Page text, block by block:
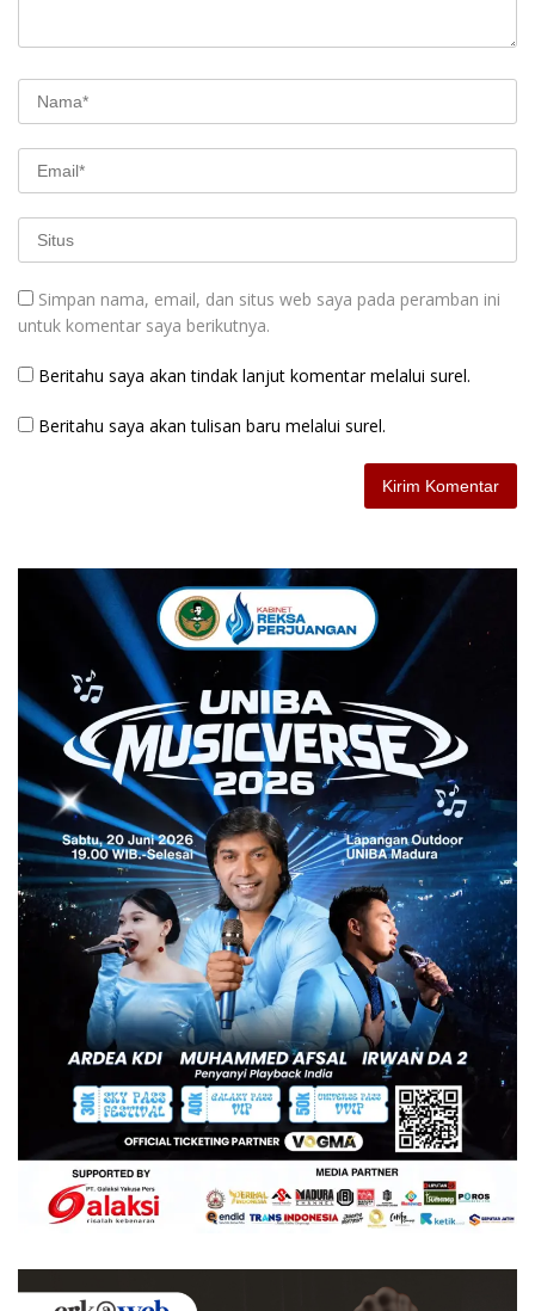
Simpan nama, email, dan situs web saya pada peramban ini
untuk komentar saya berikutnya.
Beritahu saya akan tindak lanjut komentar melalui surel.
Beritahu saya akan tulisan baru melalui surel.